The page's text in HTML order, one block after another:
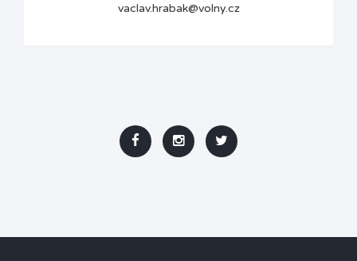
vaclav.hrabak@volny.cz